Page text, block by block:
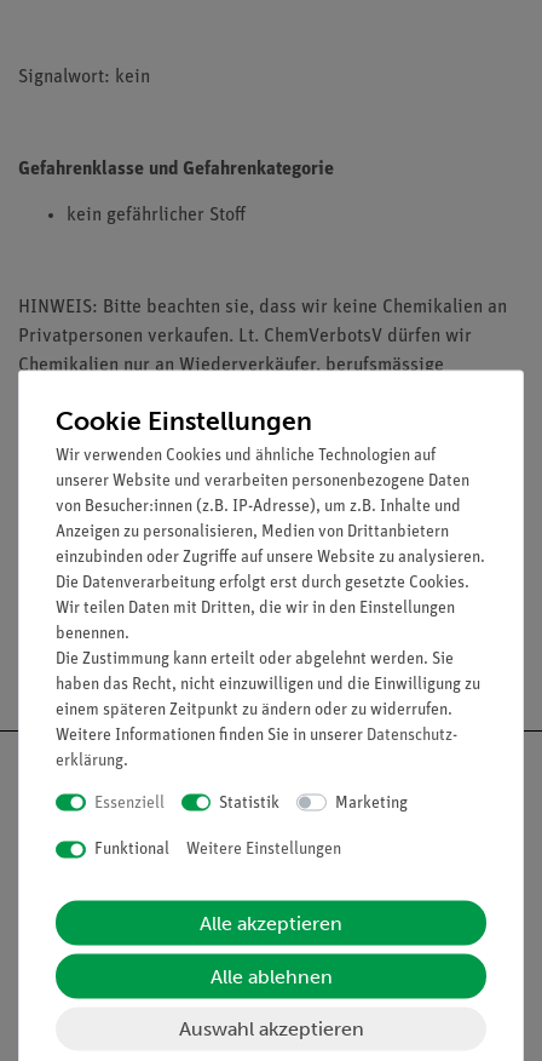
Signalwort: kein
Gefahrenklasse und Gefahrenkategorie
kein gefährlicher Stoff
HINWEIS: Bitte beachten sie, dass wir keine Chemikalien an
Privatpersonen verkaufen. Lt. ChemVerbotsV dürfen wir
Chemikalien nur an Wiederverkäufer, berufsmässige
Lehranstalten abgeben.
Media / Downloads
Versandkostenfrei ab 300,- €
Nach oben
Informationen
Unternehmen
Service
Übersicht Service
Cookie Einstellungen
Wir verwenden Cookies und ähnliche Technologien auf
unserer Website und verarbeiten personenbezogene Daten
von Besucher:innen (z.B. IP-Adresse), um z.B. Inhalte und
Anzeigen zu personalisieren, Medien von Drittanbietern
einzubinden oder Zugriffe auf unsere Website zu analysieren.
Die Datenverarbeitung erfolgt erst durch gesetzte Cookies.
Wir teilen Daten mit Dritten, die wir in den Einstellungen
benennen.
Die Zustimmung kann erteilt oder abgelehnt werden. Sie
haben das Recht, nicht einzuwilligen und die Einwilligung zu
einem späteren Zeitpunkt zu ändern oder zu widerrufen.
Weitere Informationen finden Sie in unserer Daten­schutz­
erklärung.
Essenziell Statistik Marketing
Funktional Weitere Einstellungen
Alle akzeptieren
Alle ablehnen
Auswahl akzeptieren